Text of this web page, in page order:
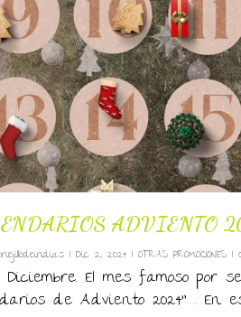
ADVIENTO
|Dic 2, 2024 |OTRAS PROMOCIONES |
El mes famoso por
de Adviento 2024” . En